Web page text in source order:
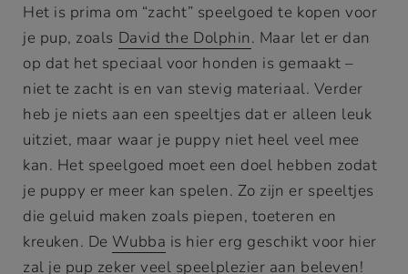
Het is prima om “zacht” speelgoed te kopen voor
je pup, zoals David the Dolphin. Maar let er dan
op dat het speciaal voor honden is gemaakt –
niet te zacht is en van stevig materiaal. Verder
heb je niets aan een speeltjes dat er alleen leuk
uitziet, maar waar je puppy niet heel veel mee
kan. Het speelgoed moet een doel hebben zodat
je puppy er meer kan spelen. Zo zijn er speeltjes
die geluid maken zoals piepen, toeteren en
kreuken. De Wubba is hier erg geschikt voor hier
zal je pup zeker veel speelplezier aan beleven!